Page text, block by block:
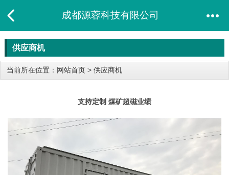
成都源蓉科技有限公司
供应商机
当前所在位置： 网站首页 > 供应商机
支持定制 煤矿超磁业绩